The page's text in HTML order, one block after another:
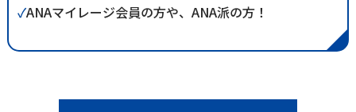
✓ANAマイレージ会員の方や、ANA派の方！